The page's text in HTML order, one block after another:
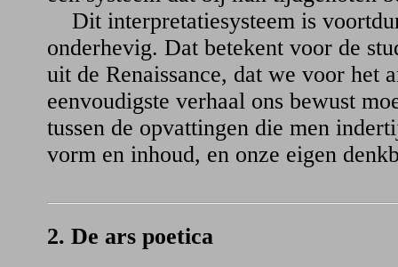
Dit interpretatiesysteem is
onderhevig. Dat betekent voor de
uit de Renaissance, dat we voor het
eenvoudigste verhaal ons bewust
tussen de opvattingen die men
vorm en inhoud, en onze eigen
2. De ars poetica